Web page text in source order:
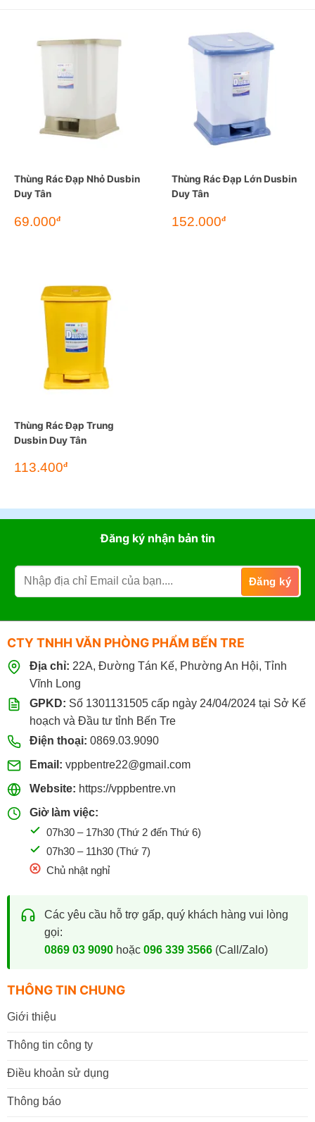
Thùng Rác Đạp Nhỏ Dusbin
Duy Tân
69.000đ
Thùng Rác Đạp Lớn Dusbin
Duy Tân
152.000đ
Thùng Rác Đạp Trung
Dusbin Duy Tân
113.400đ
Đăng ký nhận bản tin
CTY TNHH VĂN PHÒNG PHẨM BẾN TRE
Địa chỉ: 22A, Đường Tán Kế, Phường An Hội, Tỉnh
Vĩnh Long
GPKD: Số 1301131505 cấp ngày 24/04/2024 tại Sở Kế
hoạch và Đầu tư tỉnh Bến Tre
Điện thoại: 0869.03.9090
Email: vppbentre22@gmail.com
Website: https://vppbentre.vn
Giờ làm việc:
07h30 – 17h30 (Thứ 2 đến Thứ 6)
07h30 – 11h30 (Thứ 7)
Chủ nhật nghỉ
Các yêu cầu hỗ trợ gấp, quý khách hàng vui lòng
gọi:
0869 03 9090hoặc 096 339 3566(Call/Zalo)
THÔNG TIN CHUNG
Giới thiệu
Thông tin công ty
Điều khoản sử dụng
Thông báo